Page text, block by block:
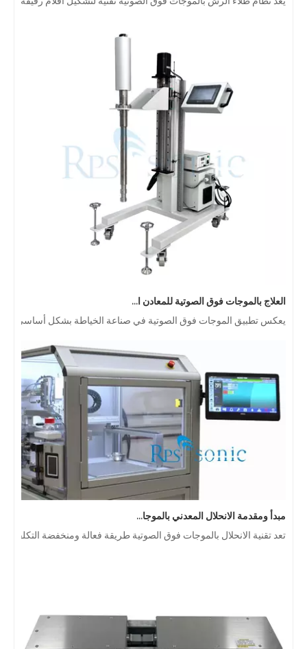
يعكس تطبيق الموجات فوق الصوتية في صناعة الخياطة بشكل أساسي وظيفتين رئيسيتين للموجات فوق الصوتية: اللحام والقطع. في عام 2019 ، بالنسبة للأقنعة
مبدأ ومقدمة الانحلال المعدني بالموجات فوق الصوتية
تعد تقنية الانحلال بالموجات فوق الصوتية طريقة فعالة ومنخفضة